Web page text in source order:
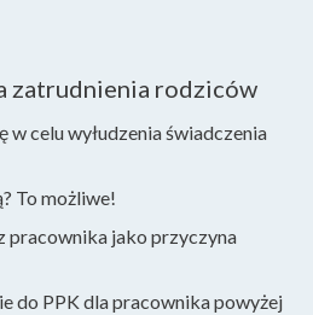
zatrudnienia rodziców
w celu wyłudzenia świadczenia
To możliwe!
pracownika jako przyczyna
do PPK dla pracownika powyżej